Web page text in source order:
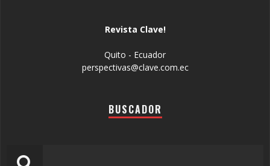
Revista Clave!
Quito - Ecuador
perspectivas@clave.com.ec
BUSCADOR